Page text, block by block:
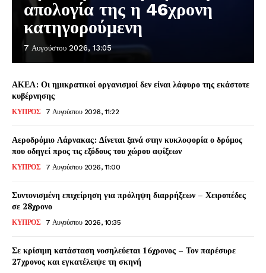
απολογία της η 46χρονη
κατηγορούμενη
7 Αυγούστου 2026, 13:05
ΑΚΕΛ: Οι ημικρατικοί οργανισμοί δεν είναι λάφυρο της εκάστοτε
κυβέρνησης
ΚΥΠΡΟΣ 7 Αυγούστου 2026, 11:22
Αεροδρόμιο Λάρνακας: Δίνεται ξανά στην κυκλοφορία ο δρόμος
που οδηγεί προς τις εξόδους του χώρου αφίξεων
ΚΥΠΡΟΣ 7 Αυγούστου 2026, 11:00
Συντονισμένη επιχείρηση για πρόληψη διαρρήξεων – Χειροπέδες
σε 28χρονο
ΚΥΠΡΟΣ 7 Αυγούστου 2026, 10:35
Σε κρίσιμη κατάσταση νοσηλεύεται 16χρονος – Τον παρέσυρε
27χρονος και εγκατέλειψε τη σκηνή